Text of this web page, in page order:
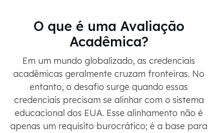
O que é uma Avaliação
Acadêmica?
Em um mundo globalizado, as credenciais
acadêmicas geralmente cruzam fronteiras. No
entanto, o desafio surge quando essas
credenciais precisam se alinhar com o sistema
educacional dos EUA. Esse alinhamento não é
apenas um requisito burocrático; é a base para